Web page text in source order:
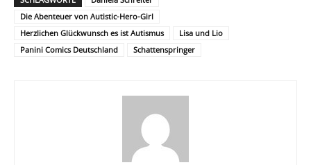
Die Abenteuer von Autistic-Hero-Girl
Herzlichen Glückwunsch es ist Autismus
Lisa und Lio
Panini Comics Deutschland
Schattenspringer